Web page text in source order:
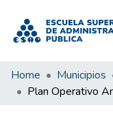
Home Municipios